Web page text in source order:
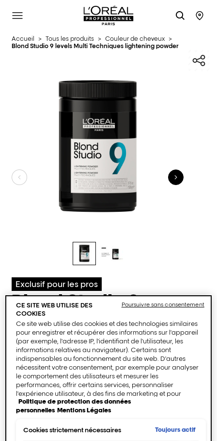
L'Oréal Professionnel Paris
SITE MENU
Accueil > Tous les produits > Couleur de cheveux >
Blond Studio 9 levels Multi Techniques lightening powder
Exclusif pour les pros
Blond Studio 9
levels multi-
techniques
lightening powder
0,0/5 (0 Avis)
Acheter maintenant
CE SITE WEB UTILISE DES
COOKIES
Ce site web utilise des cookies et des technologies similaires
pour enregistrer et récupérer des informations sur l'appareil
(par exemple, l'adresse IP, l'identifiant de l'utilisateur, les
informations relatives au navigateur). Certains sont
indispensables au fonctionnement du site web. D'autres
nécessitent votre consentement, par exemple pour analyser
le comportement des utilisateurs et mesurer les
performances, offrir certains services, personnaliser
l'expérience utilisateur, à des fins de marketing et pour
intégrer des médias externes. Les cookies non
indispensables peuvent être acceptés directement («
»). Il est également possible de personnaliser les paramètres
Politique de protection des données
personnelles Mentions Légales
Cookies strictement nécessaires Toujours actif
Poursuivre sans consentement